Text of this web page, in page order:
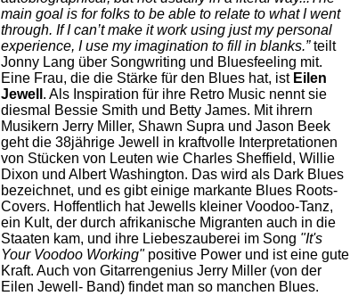
main goal is for folks to be able to relate to what I went
through. If I can’t make it work using just my personal
experience, I use my imagination to fill in blanks.”teilt
Jonny Lang über Songwriting und Bluesfeeling mit.
Eine Frau, die die Stärke für den Blues hat, ist Eilen
Jewell . Als Inspiration für ihre Retro Music nennt sie
diesmal Bessie Smith und Betty James. Mit ihrern
Musikern Jerry Miller, Shawn Supra und Jason Beek
geht die 38jährige Jewell in kraftvolle Interpretationen
von Stücken von Leuten wie Charles Sheffield, Willie
Dixon und Albert Washington. Das wird als Dark Blues
bezeichnet, und es gibt einige markante Blues Roots-
Covers. Hoffentlich hat Jewells kleiner Voodoo-Tanz,
ein Kult, der durch afrikanische Migranten auch in die
Staaten kam, und ihre Liebeszauberei im Song "It's
Your Voodoo Working"positive Power und ist eine gute
Kraft. Auch von Gitarrengenius Jerry Miller (von der
Eilen Jewell- Band) findet man so manchen Blues.